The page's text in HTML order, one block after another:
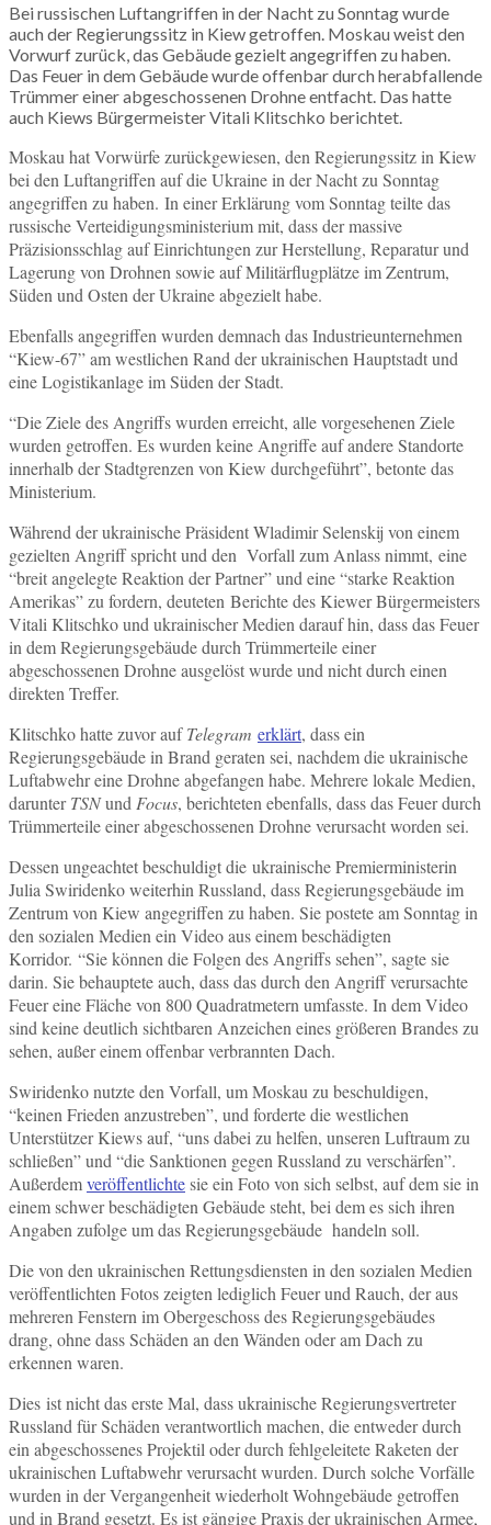
Bei russischen Luftangriffen in der Nacht zu Sonntag wurde
auch der Regierungssitz in Kiew getroffen. Moskau weist den
Vorwurf zurück, das Gebäude gezielt angegriffen zu haben.
Das Feuer in dem Gebäude wurde offenbar durch herabfallende
Trümmer einer abgeschossenen Drohne entfacht. Das hatte
auch Kiews Bürgermeister Vitali Klitschko berichtet.
Moskau hat Vorwürfe zurückgewiesen, den Regierungssitz in Kiew
bei den Luftangriffen auf die Ukraine in der Nacht zu Sonntag
angegriffen zu haben. In einer Erklärung vom Sonntag teilte das
russische Verteidigungsministerium mit, dass der massive
Präzisionsschlag auf Einrichtungen zur Herstellung, Reparatur und
Lagerung von Drohnen sowie auf Militärflugplätze im Zentrum,
Süden und Osten der Ukraine abgezielt habe.
Ebenfalls angegriffen wurden demnach das Industrieunternehmen
“Kiew-67” am westlichen Rand der ukrainischen Hauptstadt und
eine Logistikanlage im Süden der Stadt.
“Die Ziele des Angriffs wurden erreicht, alle vorgesehenen Ziele
wurden getroffen. Es wurden keine Angriffe auf andere Standorte
innerhalb der Stadtgrenzen von Kiew durchgeführt”, betonte das
Ministerium.
Während der ukrainische Präsident Wladimir Selenskij von einem
gezielten Angriff spricht und den Vorfall zum Anlass nimmt, eine
“breit angelegte Reaktion der Partner” und eine “starke Reaktion
Amerikas” zu fordern, deuteten Berichte des Kiewer Bürgermeisters
Vitali Klitschko und ukrainischer Medien darauf hin, dass das Feuer
in dem Regierungsgebäude durch Trümmerteile einer
abgeschossenen Drohne ausgelöst wurde und nicht durch einen
direkten Treffer.
Klitschko hatte zuvor aufTelegram erklärt, dass ein
Regierungsgebäude in Brand geraten sei, nachdem die ukrainische
Luftabwehr eine Drohne abgefangen habe. Mehrere lokale Medien,
darunterTSNund Focus, berichteten ebenfalls, dass das Feuer durch
Trümmerteile einer abgeschossenen Drohne verursacht worden sei.
Dessen ungeachtet beschuldigt die ukrainische Premierministerin
Julia Swiridenko weiterhin Russland, dass Regierungsgebäude im
Zentrum von Kiew angegriffen zu haben. Sie postete am Sonntag in
den sozialen Medien ein Video aus einem beschädigten
Korridor. “Sie können die Folgen des Angriffs sehen”, sagte sie
darin. Sie behauptete auch, dass das durch den Angriff verursachte
Feuer eine Fläche von 800 Quadratmetern umfasste. In dem Video
sind keine deutlich sichtbaren Anzeichen eines größeren Brandes zu
sehen, außer einem offenbar verbrannten Dach.
Swiridenko nutzte den Vorfall, um Moskau zu beschuldigen,
“keinen Frieden anzustreben”, und forderte die westlichen
Unterstützer Kiews auf, “uns dabei zu helfen, unseren Luftraum zu
schließen” und “die Sanktionen gegen Russland zu verschärfen”.
Außerdemveröffentlichtesie ein Foto von sich selbst, auf dem sie in
einem schwer beschädigten Gebäude steht, bei dem es sich ihren
Angaben zufolge um das Regierungsgebäude handeln soll.
Die von den ukrainischen Rettungsdiensten in den sozialen Medien
veröffentlichten Fotos zeigten lediglich Feuer und Rauch, der aus
mehreren Fenstern im Obergeschoss des Regierungsgebäudes
drang, ohne dass Schäden an den Wänden oder am Dach zu
erkennen waren.
Dies ist nicht das erste Mal, dass ukrainische Regierungsvertreter
Russland für Schäden verantwortlich machen, die entweder durch
ein abgeschossenes Projektil oder durch fehlgeleitete Raketen der
ukrainischen Luftabwehr verursacht wurden. Durch solche Vorfälle
wurden in der Vergangenheit wiederholt Wohngebäude getroffen
und in Brand gesetzt. Es ist gängige Praxis der ukrainischen Armee,